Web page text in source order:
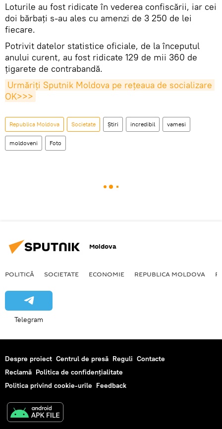
Loturile au fost ridicate în vederea confiscării, iar cei
doi bărbați s-au ales cu amenzi de 3 250 de lei
fiecare.
Potrivit datelor statistice oficiale, de la începutul
anului curent, au fost ridicate 129 de mii 360 de
țigarete de contrabandă.
Urmăriți Sputnik Moldova pe rețeaua de socializare
OK>>>
Republica Moldova Societate Știri incredibil vamesi
moldoveni Foto
Moldova
POLITICĂ SOCIETATE ECONOMIE REPUBLICA MOLDOVA
Telegram
Despre proiect Centrul de presă Reguli Contacte
Reclamă Politica de confidențialitate
Politica privind cookie-urile Feedback